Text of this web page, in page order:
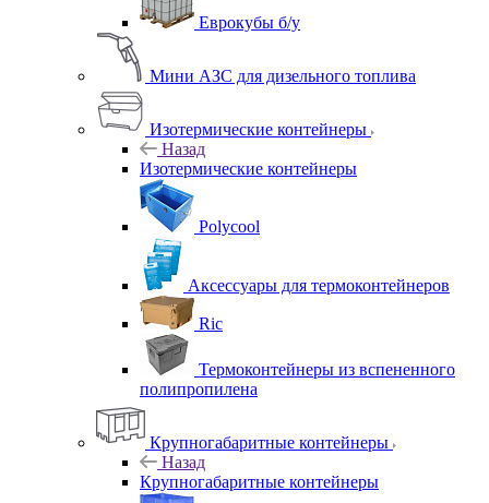
Еврокубы б/у
Мини АЗС для дизельного топлива
Изотермические контейнеры
Назад
Изотермические контейнеры
Polycool
Аксессуары для термоконтейнеров
Ric
Термоконтейнеры из вспененного
полипропилена
Крупногабаритные контейнеры
Назад
Крупногабаритные контейнеры